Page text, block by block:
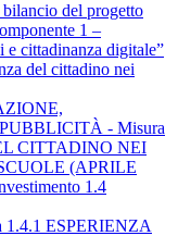
del progetto
1 –
e cittadinanza digitale”
del cittadino nei
- Misura
CITTADINO NEI
(APRILE
1.4
ESPERIENZA